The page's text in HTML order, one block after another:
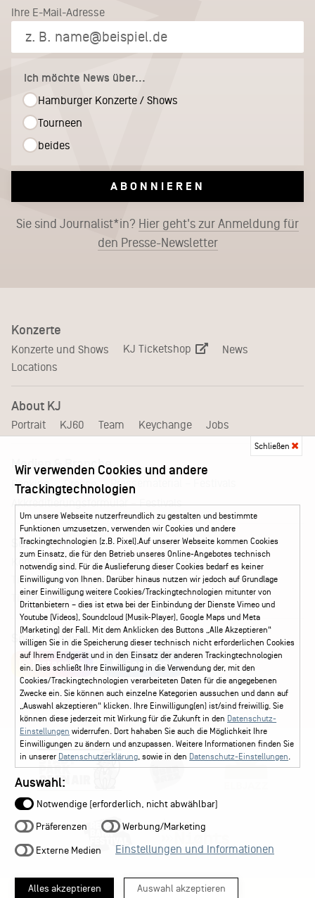
Ihre E-Mail-Adresse
Ich möchte News über...
Hamburger Konzerte / Shows
Tourneen
beides
ABONNIEREN
Sie sind Journalist*in? Hier geht's zur Anmeldung für
den Presse-Newsletter
Konzerte
Konzerte und Shows KJ Ticketshop
News
Locations
About KJ
Portrait KJ60 Team Keychange Jobs
Medien & Branche
Booking Presse
Pressematerial – Festivals
Akkreditierungsformular – Festivals
Service
Kontakt Leichte Sprache
FAQ / Hilfe
Ticketshop Hamburg
Gutscheine
Callback-Service
Ticketservice 040 - 413 22 60
Social Media
Instagram Facebook
Schließen
Wir verwenden Cookies und andere
Trackingtechnologien
Um unsere Webseite nutzerfreundlich zu gestalten und bestimmte
Funktionen umzusetzen, verwenden wir Cookies und andere
Trackingtechnologien (z.B. Pixel).Auf unserer Webseite kommen Cookies
zum Einsatz, die für den Betrieb unseres Online-Angebotes technisch
notwendig sind. Für die Auslieferung dieser Cookies bedarf es keiner
Einwilligung von Ihnen. Darüber hinaus nutzen wir jedoch auf Grundlage
einer Einwilligung weitere Cookies/Trackingtechnologien mitunter von
Drittanbietern – dies ist etwa bei der Einbindung der Dienste Vimeo und
Youtube (Videos), Soundcloud (Musik-Player), Google Maps und Meta
(Marketing) der Fall. Mit dem Anklicken des Buttons „Alle Akzeptieren“
willigen Sie in die Speicherung dieser technisch nicht erforderlichen Cookies
auf Ihrem Endgerät und in den Einsatz der anderen Trackingtechnologien
ein. Dies schließt Ihre Einwilligung in die Verwendung der, mit den
Cookies/Trackingtechnologien verarbeiteten Daten für die angegebenen
Zwecke ein. Sie können auch einzelne Kategorien aussuchen und dann auf
„Auswahl akzeptieren“ klicken. Ihre Einwilligung(en) ist/sind freiwillig. Sie
können diese jederzeit mit Wirkung für die Zukunft in den Datenschutz-
Einstellungen widerrufen. Dort hahaben Sie auch die Möglichkeit Ihre
Einwilligungen zu ändern und anzupassen. Weitere Informationen finden Sie
in unserer Datenschutzerklärung, sowie in den Datenschutz-Einstellungen.
Auswahl:
Notwendige (erforderlich, nicht abwählbar)
Präferenzen Werbung/Marketing
Externe Medien Einstellungen und Informationen
Alles akzeptieren Auswahl akzeptieren